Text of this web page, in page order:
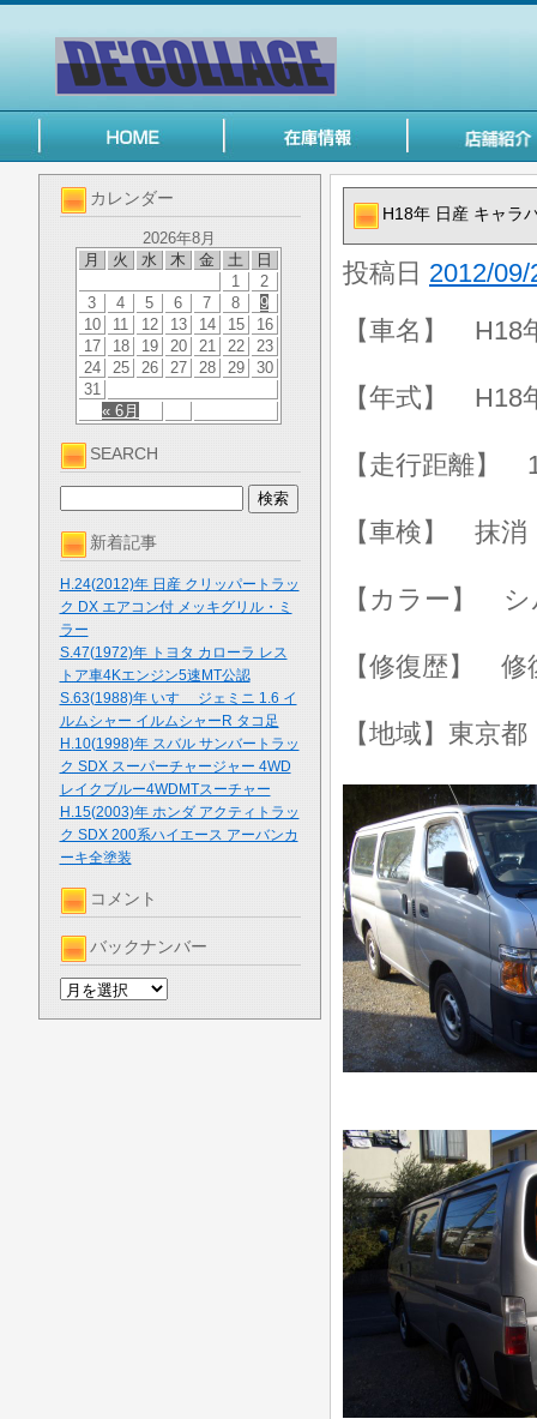
カレンダー
2026年8月
月
火 水 木 金 土 日
« 6月
1
2
3
4 5 6 7 8
9
10
11 12 13 14 15
16
17
18 19 20 21 22
23
24
25 26 27 28 29
30
31
SEARCH
新着記事
H.24(2012)年 日産 クリッパートラッ
ク DX エアコン付 メッキグリル・ミ
ラー
S.47(1972)年 トヨタ カローラ レス
トア車4Kエンジン5速MT公認
S.63(1988)年 いすゞ ジェミニ 1.6 イ
ルムシャー イルムシャーR タコ足
H.10(1998)年 スバル サンバートラッ
ク SDX スーパーチャージャー 4WD
レイクブルー4WDMTスーチャー
H.15(2003)年 ホンダ アクティトラッ
ク SDX 200系ハイエース アーバンカ
ーキ全塗装
コメント
バックナンバー
H18年 日産 キャラ
投稿日 2012/09/
【車名】 H18
【年式】 H18
【走行距離】
【車検】 抹消
【カラー】
【修復歴】 修
【地域】東京都